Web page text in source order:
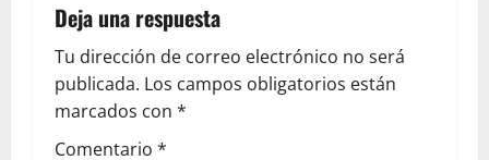
Deja una respuesta
Tu dirección de correo electrónico no será
publicada. Los campos obligatorios están
marcados con *
Comentario *